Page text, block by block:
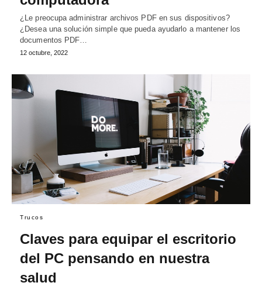
¿Le preocupa administrar archivos PDF en sus dispositivos?
¿Desea una solución simple que pueda ayudarlo a mantener los
documentos PDF…
12 octubre, 2022
Trucos
Claves para equipar el escritorio
del PC pensando en nuestra
salud